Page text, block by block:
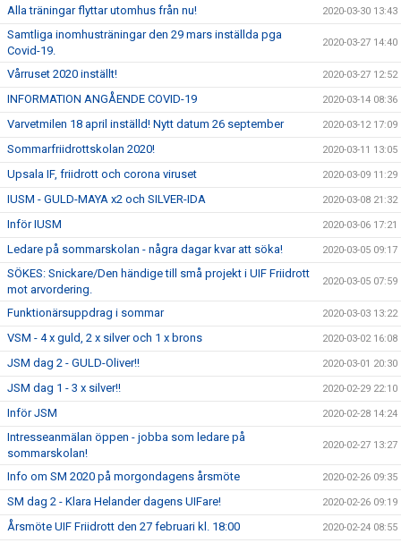
Alla träningar flyttar utomhus från nu! 2020-03-30 13:43
Samtliga inomhusträningar den 29 mars inställda pga
Covid-19.
2020-03-27 14:40
Vårruset 2020 inställt! 2020-03-27 12:52
INFORMATION ANGÅENDE COVID-19 2020-03-14 08:36
Varvetmilen 18 april inställd! Nytt datum 26 september 2020-03-12 17:09
Sommarfriidrottskolan 2020! 2020-03-11 13:05
Upsala IF, friidrott och corona viruset 2020-03-09 11:29
IUSM - GULD-MAYA x2 och SILVER-IDA 2020-03-08 21:32
Inför IUSM 2020-03-06 17:21
Ledare på sommarskolan - några dagar kvar att söka! 2020-03-05 09:17
SÖKES: Snickare/Den händige till små projekt i UIF Friidrott
mot arvordering.
2020-03-05 07:59
Funktionärsuppdrag i sommar 2020-03-03 13:22
VSM - 4 x guld, 2 x silver och 1 x brons 2020-03-02 16:08
JSM dag 2 - GULD-Oliver!! 2020-03-01 20:30
JSM dag 1 - 3 x silver!! 2020-02-29 22:10
Inför JSM 2020-02-28 14:24
Intresseanmälan öppen - jobba som ledare på
sommarskolan!
2020-02-27 13:27
Info om SM 2020 på morgondagens årsmöte 2020-02-26 09:35
SM dag 2 - Klara Helander dagens UIFare! 2020-02-26 09:19
Årsmöte UIF Friidrott den 27 februari kl. 18:00 2020-02-24 08:55